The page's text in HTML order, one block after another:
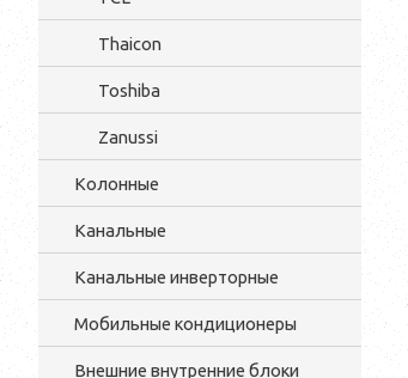
Thaicon
Toshiba
Zanussi
Колонные
Канальные
Канальные инверторные
Мобильные кондиционеры
Внешние внутренние блоки